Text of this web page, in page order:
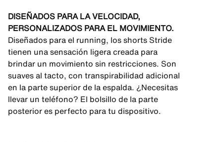
DISEÑADOS PARA LA VELOCIDAD,
PERSONALIZADOS PARA EL MOVIMIENTO.
Diseñados para el running, los shorts Stride
tienen una sensación ligera creada para
brindar un movimiento sin restricciones. Son
suaves al tacto, con transpirabilidad adicional
en la parte superior de la espalda. ¿Necesitas
llevar un teléfono? El bolsillo de la parte
posterior es perfecto para tu dispositivo.